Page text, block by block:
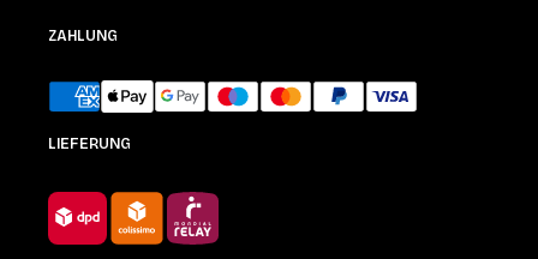
ZAHLUNG
LIEFERUNG